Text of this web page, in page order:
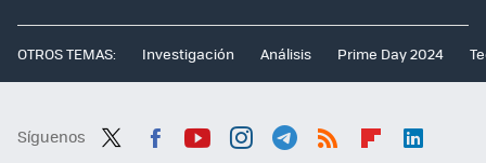
OTROS TEMAS: Investigación Análisis Prime Day 2024
Síguenos